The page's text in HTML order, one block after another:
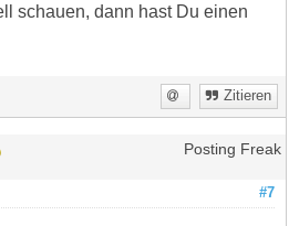
schauen, dann hast Du einen
Zitieren
Posting Freak
#7